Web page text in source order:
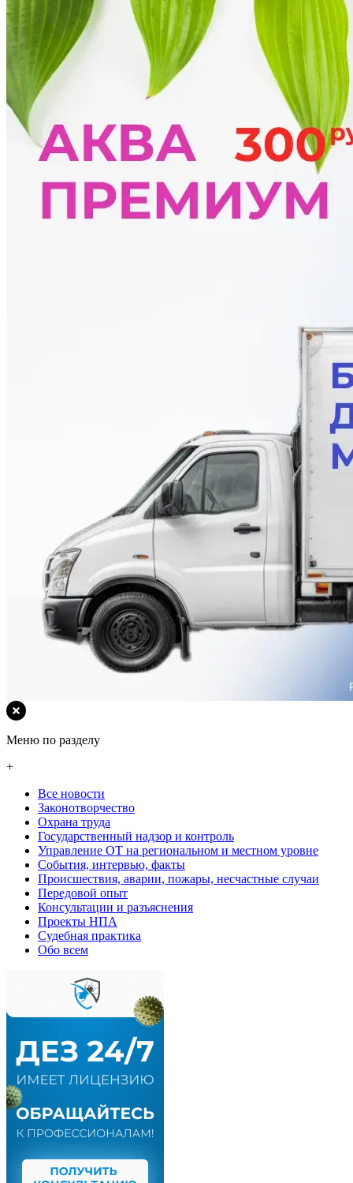
Меню по разделу
+
Все новости
Законотворчество
Охрана труда
Государственный надзор и контроль
Управление ОТ на региональном и местном уровне
События, интервью, факты
Происшествия, аварии, пожары, несчастные случаи
Передовой опыт
Консультации и разъяснения
Проекты НПА
Судебная практика
Обо всем